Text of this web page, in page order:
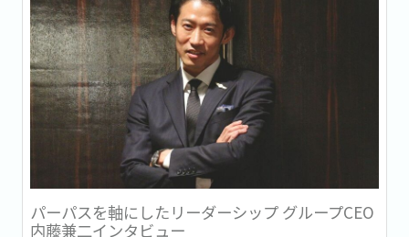
パーパスを軸にしたリーダーシップ グループCEO
内藤兼二インタビュー